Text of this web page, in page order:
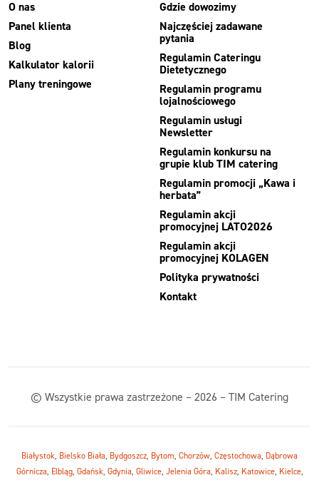
O nas
Panel klienta
Blog
Kalkulator kalorii
Plany treningowe
Gdzie dowozimy
Najczęściej zadawane
pytania
Regulamin Cateringu
Dietetycznego
Regulamin programu
lojalnościowego
Regulamin usługi
Newsletter
Regulamin konkursu na
grupie klub TIM catering
Regulamin promocji „Kawa i
herbata”
Regulamin akcji
promocyjnej LATO2026
Regulamin akcji
promocyjnej KOLAGEN
Polityka prywatności
Kontakt
© Wszystkie prawa zastrzeżone – 2026 – TIM Catering
Białystok, Bielsko Biała, Bydgoszcz, Bytom, Chorzów, Częstochowa, Dąbrowa
Górnicza, Elbląg, Gdańsk, Gdynia, Gliwice, Jelenia Góra, Kalisz, Katowice, Kielce,